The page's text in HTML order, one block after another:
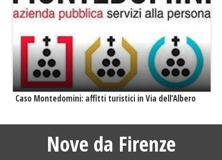
Caso Montedomini: affitti turistici in Via dell’Albero
Nove da Firenze